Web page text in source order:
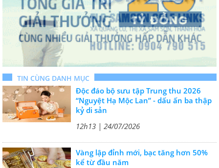
TIN CÙNG DANH MỤC
Độc đáo bộ sưu tập Trung thu 2026
“Nguyệt Hạ Mộc Lan” - dấu ấn ba thập
kỷ di sản
12h13 | 24/07/2026
Vàng lập đỉnh mới, bạc tăng hơn 50%
kể từ đầu năm